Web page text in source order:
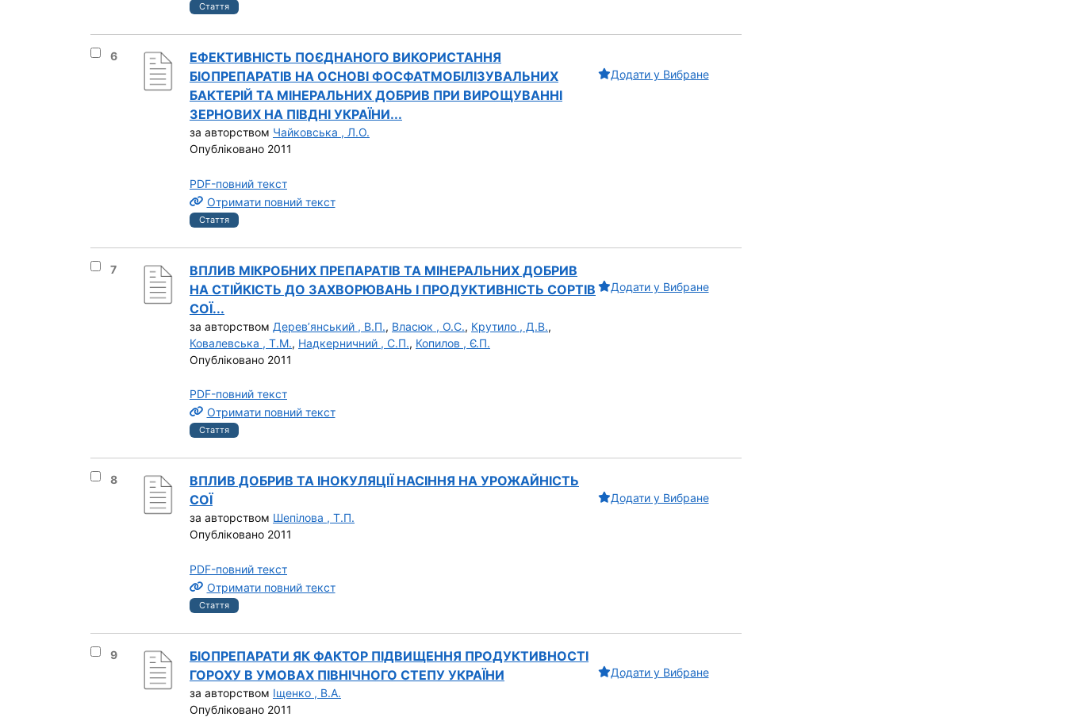
Стаття
Вибрати результат під номером 6
6
ЕФЕКТИВНІСТЬ ПОЄДНАНОГО ВИКОРИСТАННЯ
БІОПРЕПАРАТІВ НА ОСНОВІ ФОСФАТМОБІЛІЗУВАЛЬНИХ
БАКТЕРІЙ ТА МІНЕРАЛЬНИХ ДОБРИВ ПРИ ВИРОЩУВАННІ
ЗЕРНОВИХ НА ПІВДНІ УКРАЇНИ...
за авторством Чайковська , Л.О.
Опубліковано 2011
PDF-повний текст
Отримати повний текст
Стаття
Додати у Вибране
Вибрати результат під номером 7
7
ВПЛИВ МІКРОБНИХ ПРЕПАРАТІВ ТА МІНЕРАЛЬНИХ ДОБРИВ
НА СТІЙКІСТЬ ДО ЗАХВОРЮВАНЬ І ПРОДУКТИВНІСТЬ СОРТІВ
СОЇ...
за авторством Дерев’янський , В.П., Власюк , О.С., Крутило , Д.В.,
Ковалевська , Т.М., Надкерничний , С.П., Копилов , Є.П.
Опубліковано 2011
PDF-повний текст
Отримати повний текст
Стаття
Додати у Вибране
Вибрати результат під номером 8
8
ВПЛИВ ДОБРИВ ТА ІНОКУЛЯЦІЇ НАСІННЯ НА УРОЖАЙНІСТЬ
СОЇ
за авторством Шепілова , Т.П.
Опубліковано 2011
PDF-повний текст
Отримати повний текст
Стаття
Додати у Вибране
Вибрати результат під номером 9
9
БІОПРЕПАРАТИ ЯК ФАКТОР ПІДВИЩЕННЯ ПРОДУКТИВНОСТІ
ГОРОХУ В УМОВАХ ПІВНІЧНОГО СТЕПУ УКРАЇНИ
за авторством Іщенко , В.А.
Опубліковано 2011
Додати у Вибране